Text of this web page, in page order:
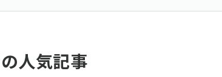
人気記事